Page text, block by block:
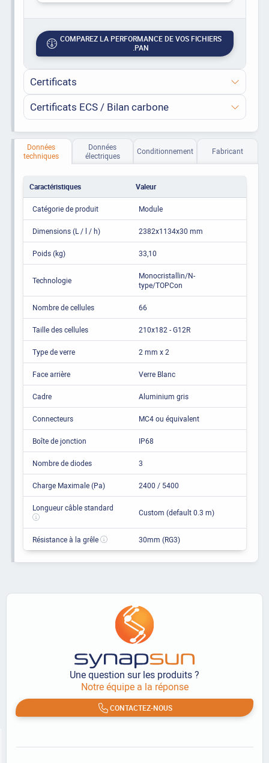
COMPAREZ LA PERFORMANCE DE VOS FICHIERS
.PAN
Certificats
Certificats ECS / Bilan carbone
Données
techniques
Données
électriques
Conditionnement Fabricant
Caractéristiques Valeur
Catégorie de produit Module
Dimensions (L / l / h) 2382x1134x30 mm
Poids (kg) 33,10
Technologie
Monocristallin/N-
type/TOPCon
Nombre de cellules 66
Taille des cellules 210x182 - G12R
Type de verre 2 mm x 2
Face arrière Verre Blanc
Cadre Aluminium gris
Connecteurs MC4 ou équivalent
Boîte de jonction IP68
Nombre de diodes 3
Charge Maximale (Pa) 2400 / 5400
Longueur câble standard Custom (default 0.3 m)
Résistance à la grêle 30mm (RG3)
Une question sur les produits ?
Notre équipe a la réponse
CONTACTEZ-NOUS